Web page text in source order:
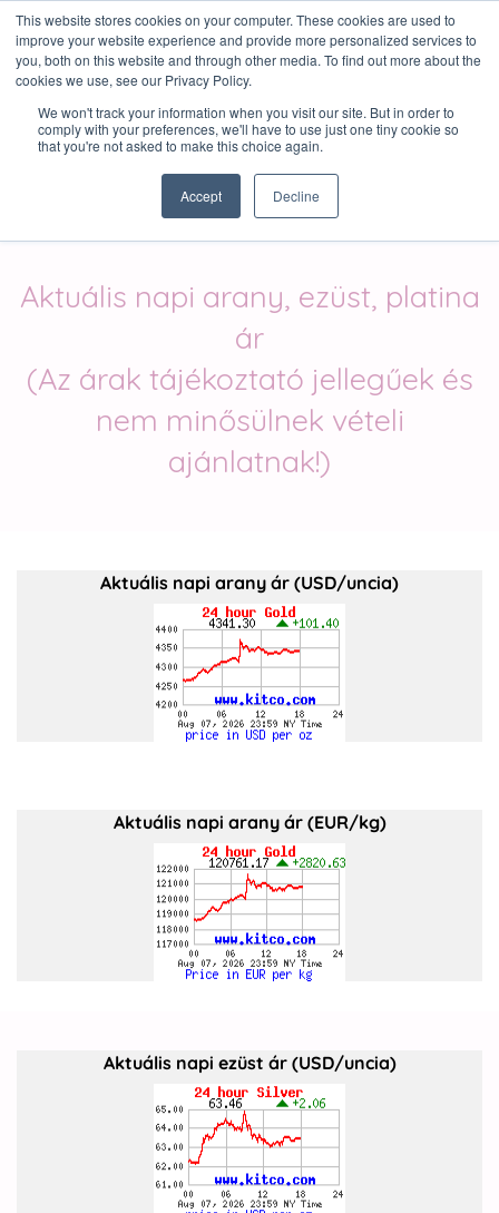
This website stores cookies on your computer. These cookies are used to
improve your website experience and provide more personalized services to
you, both on this website and through other media. To find out more about the
cookies we use, see our Privacy Policy.
We won't track your information when you visit our site. But in order to
comply with your preferences, we'll have to use just one tiny cookie so
that you're not asked to make this choice again.
Accept Decline
OLDAL NAVIGÁCIÓ
Élő nemesfém árfolyamok
Aktuális napi arany, ezüst, platina
ár
(Az árak tájékoztató jellegűek és
nem minősülnek vételi
ajánlatnak!)
Aktuális napi arany ár (USD/uncia)
Aktuális napi arany ár (EUR/kg)
Aktuális napi ezüst ár (USD/uncia)